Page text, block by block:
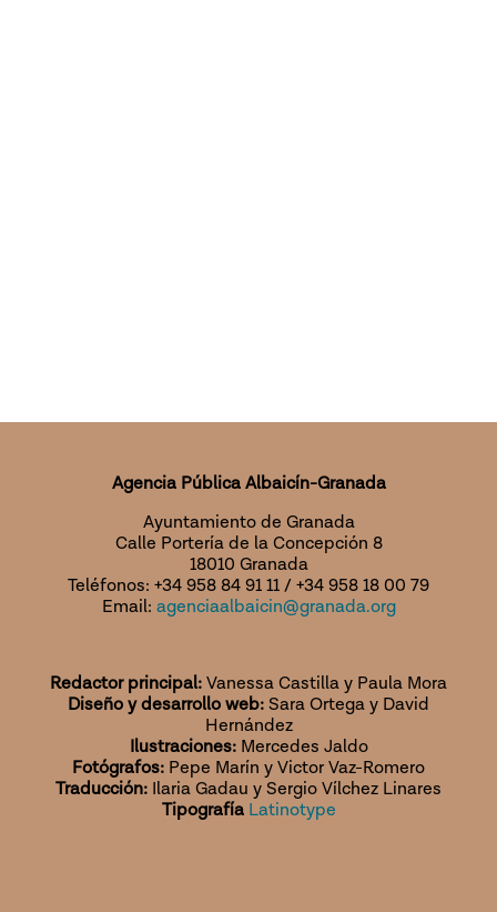
Agencia Pública Albaicín-Granada
Ayuntamiento de Granada
Calle Portería de la Concepción 8
18010 Granada
Teléfonos: +34 958 84 91 11 / +34 958 18 00 79
Email: agenciaalbaicin@granada.org
Redactor principal:Vanessa Castilla y Paula Mora
Diseño y desarrollo web:Sara Ortega y David
Hernández
Ilustraciones:Mercedes Jaldo
Fotógrafos: Pepe Marín y Victor Vaz-Romero
Traducción: Ilaria Gadau y Sergio Vílchez Linares
Tipografía Latinotype